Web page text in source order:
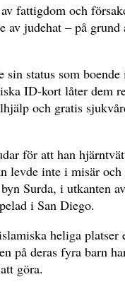
fattigdom och
judehat – på grund
sin status som
ID-kort låter dem
och gratis
för att han
levde inte i misär och
Surda, i utkanten
i San Diego.
heliga platser
på deras fyra barn
göra.